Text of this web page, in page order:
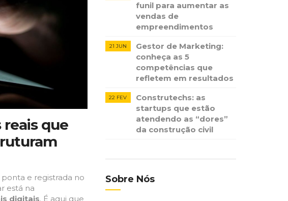
reais que
e registrada no
está na
digitais. É aqui que
funil para aumentar as
vendas de
empreendimentos
21 JUN
Gestor de Marketing:
conheça as 5
competências que
refletem em resultados
22 FEV
Construtechs: as
startups que estão
atendendo as “dores”
da construção civil
Sobre Nós